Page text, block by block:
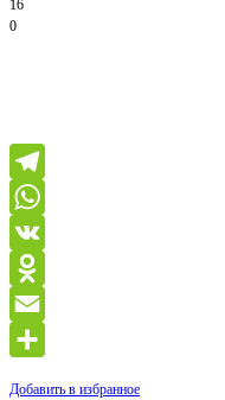
16
0
Telegram
WhatsApp
VK
Odnoklassniki
Email
Добавить в избранное